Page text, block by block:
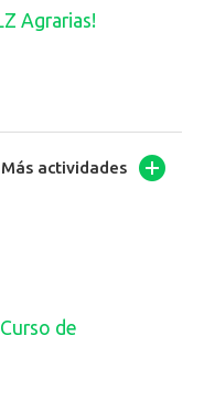
Agrarias!
Más actividades
de